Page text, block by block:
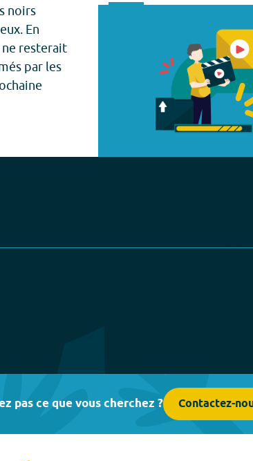
noirs
En
ne resterait
par les
pas ce que vous cherchez ? Contactez-